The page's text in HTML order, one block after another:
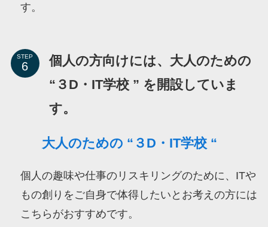
す。
STEP
個人の方向けには、大人のための
“３D・IT学校 ” を開設していま
す。
大人のための “３D・IT学校 “
個人の趣味や仕事のリスキリングのために、ITや
もの創りをご自身で体得したいとお考えの方には
こちらがおすすめです。